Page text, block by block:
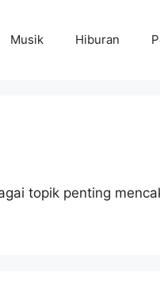
Musik Hiburan
topik penting